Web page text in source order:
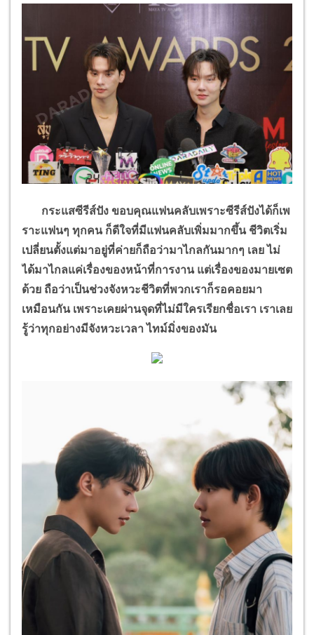
กระแสซีรีส์ปัง ขอบคุณแฟนคลับเพราะซีรีส์ปังได้ก็เพ
ราะแฟนๆ ทุกคน ก็ดีใจที่มีแฟนคลับเพิ่มมากขึ้น ชีวิตเริ่ม
เปลี่ยนตั้งแต่มาอยู่ที่ค่ายก็ถือว่ามาไกลกันมากๆ เลย ไม่
ได้มาไกลแค่เรื่องของหน้าที่การงาน แต่เรื่องของมายเซต
ด้วย ถือว่าเป็นช่วงจังหวะชีวิตที่พวกเราก็รอคอยมา
เหมือนกัน เพราะเคยผ่านจุดที่ไม่มีใครเรียกชื่อเรา เราเลย
รู้ว่าทุกอย่างมีจังหวะเวลา ไทม์มิ่งของมัน